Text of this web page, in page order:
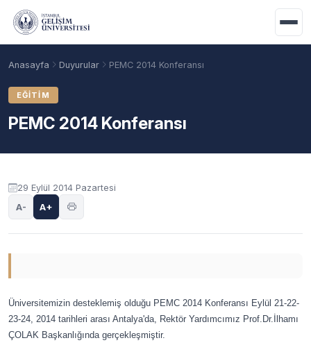
Ana içeriğe geç
Akademik Takvim Burslar Taban Puanlar
Anasayfa Duyurular PEMC 2014 Konferansı
EĞITIM
PEMC 2014 Konferansı
Duyuru içeriği
29 Eylül 2014 Pazartesi
A- A+
Üniversitemizin desteklemiş olduğu PEMC 2014 Konferansı Eylül 21-22-
23-24, 2014 tarihleri arası Antalya'da, Rektör Yardımcımız Prof.Dr.İlhamı
ÇOLAK Başkanlığında gerçekleşmiştir.